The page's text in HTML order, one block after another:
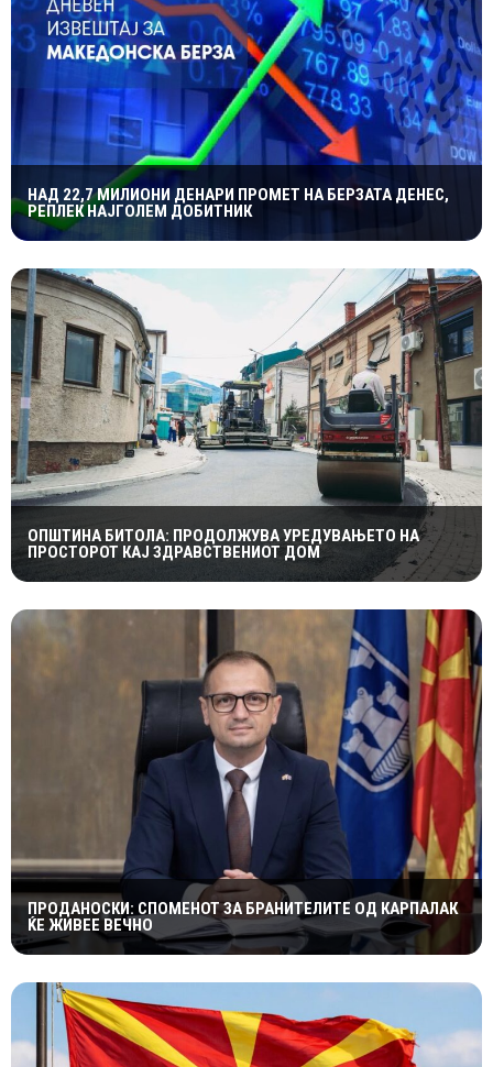
НАД 22,7 МИЛИОНИ ДЕНАРИ ПРОМЕТ НА БЕРЗАТА ДЕНЕС,
РЕПЛЕК НАЈГОЛЕМ ДОБИТНИК
ОПШТИНА БИТОЛА: ПРОДОЛЖУВА УРЕДУВАЊЕТО НА
ПРОСТОРОТ КАЈ ЗДРАВСТВЕНИОТ ДОМ
ПРОДАНОСКИ: СПОМЕНОТ ЗА БРАНИТЕЛИТЕ ОД КАРПАЛАК
ЌЕ ЖИВЕЕ ВЕЧНО